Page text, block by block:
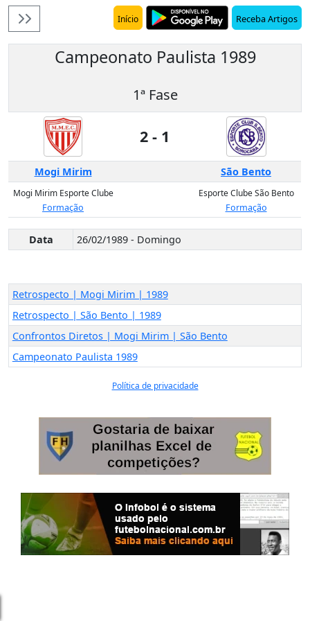
Receba Artigos
Início
Campeonato Paulista 1989
1ª Fase
2 - 1
Mogi Mirim São Bento
Mogi Mirim Esporte Clube
Formação
Esporte Clube São Bento
Formação
Data 26/02/1989 - Domingo
Retrospecto | Mogi Mirim | 1989
Retrospecto | São Bento | 1989
Confrontos Diretos | Mogi Mirim | São Bento
Campeonato Paulista 1989
Política de privacidade